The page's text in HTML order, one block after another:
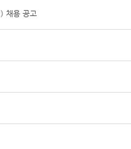
채용 공고